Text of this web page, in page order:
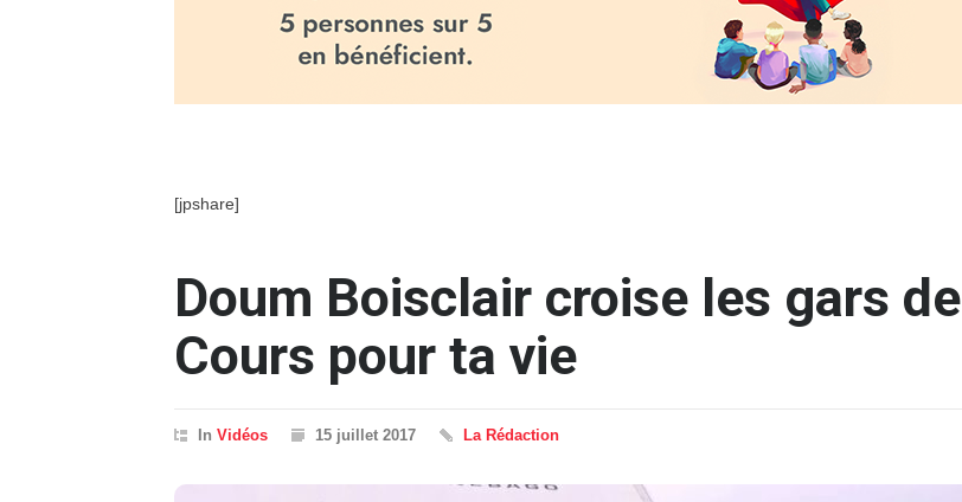
[jpshare]
Doum Boisclair croise les gars de
Cours pour ta vie
In Vidéos 15 juillet 2017 La Rédaction